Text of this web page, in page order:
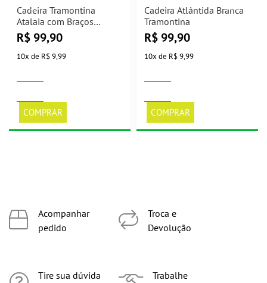
Cadeira Tramontina
Atalaia com Braços
Branca Tramontina
R$ 99,90
10x de R$ 9,99
COMPRAR
Cadeira Atlântida Branca
Tramontina
R$ 99,90
10x de R$ 9,99
COMPRAR
Acompanhar
pedido
Tire sua dúvida
Troca e
Devolução
Trabalhe